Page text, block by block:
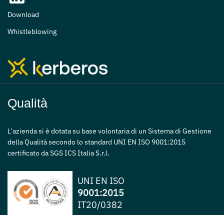
Download
Whistleblowing
Qualità
L’azienda si è dotata su base volontaria di un Sistema di Gestione
della Qualità secondo lo standard UNI EN ISO 9001:2015
certificato da SGS ICS Italia S.r.l.
UNI EN ISO
9001:2015
IT20/0382